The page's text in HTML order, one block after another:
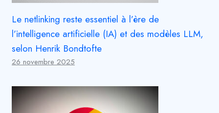
Le netlinking reste essentiel à l’ère de
l’intelligence artificielle (IA) et des modèles LLM,
selon Henrik Bondtofte
26 novembre 2025